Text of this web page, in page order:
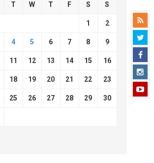
T W T F S S
1 2
4 5 6 7 8 9
11 12 13 14 15 16
18 19 20 21 22 23
25 26 27 28 29 30